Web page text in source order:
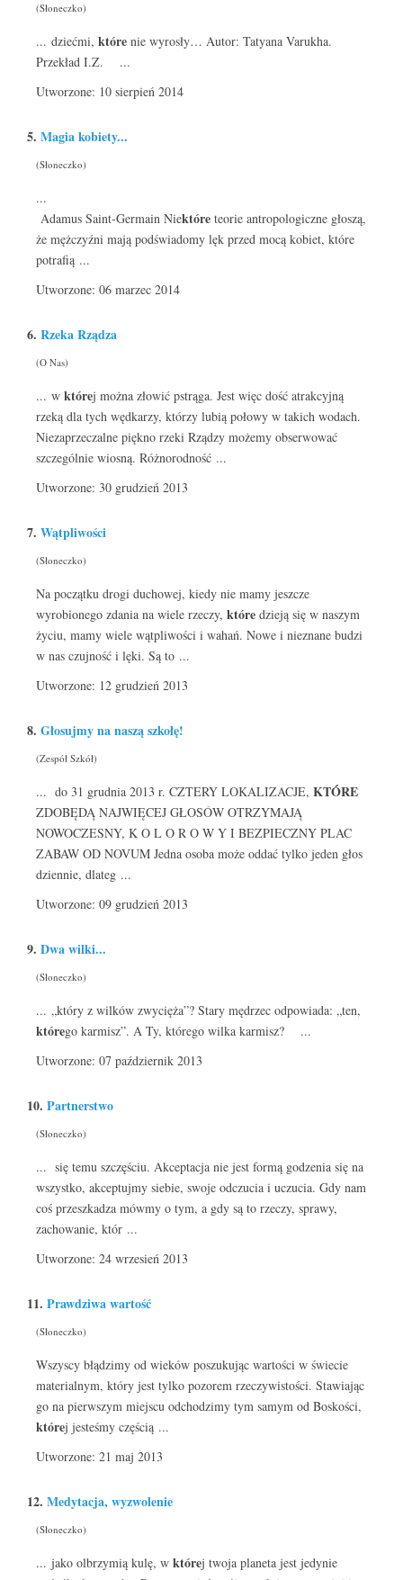
(Słoneczko)
... dziećmi, które nie wyrosły… Autor: Tatyana Varukha.
Przekład I.Z. ...
Utworzone: 10 sierpień 2014
5. Magia kobiety...
(Słoneczko)
...
Adamus Saint-Germain Niektóre teorie antropologiczne głoszą,
że mężczyźni mają podświadomy lęk przed mocą kobiet, które
potrafią ...
Utworzone: 06 marzec 2014
6. Rzeka Rządza
(O Nas)
... w której można złowić pstrąga. Jest więc dość atrakcyjną
rzeką dla tych wędkarzy, którzy lubią połowy w takich wodach.
Niezaprzeczalne piękno rzeki Rządzy możemy obserwować
szczególnie wiosną. Różnorodność ...
Utworzone: 30 grudzień 2013
7. Wątpliwości
(Słoneczko)
Na początku drogi duchowej, kiedy nie mamy jeszcze
wyrobionego zdania na wiele rzeczy, które dzieją się w naszym
życiu, mamy wiele wątpliwości i wahań. Nowe i nieznane budzi
w nas czujność i lęki. Są to ...
Utworzone: 12 grudzień 2013
8. Głosujmy na naszą szkołę!
(Zespół Szkół)
... do 31 grudnia 2013 r. CZTERY LOKALIZACJE, KTÓRE
ZDOBĘDĄ NAJWIĘCEJ GŁOSÓW OTRZYMAJĄ
NOWOCZESNY, K O L O R O W Y I BEZPIECZNY PLAC
ZABAW OD NOVUM Jedna osoba może oddać tylko jeden głos
dziennie, dlateg ...
Utworzone: 09 grudzień 2013
9. Dwa wilki...
(Słoneczko)
... „który z wilków zwycięża”? Stary mędrzec odpowiada: „ten,
którego karmisz”. A Ty, którego wilka karmisz? ...
Utworzone: 07 październik 2013
10. Partnerstwo
(Słoneczko)
... się temu szczęściu. Akceptacja nie jest formą godzenia się na
wszystko, akceptujmy siebie, swoje odczucia i uczucia. Gdy nam
coś przeszkadza mówmy o tym, a gdy są to rzeczy, sprawy,
zachowanie, któr ...
Utworzone: 24 wrzesień 2013
11. Prawdziwa wartość
(Słoneczko)
Wszyscy błądzimy od wieków poszukując wartości w świecie
materialnym, który jest tylko pozorem rzeczywistości. Stawiając
go na pierwszym miejscu odchodzimy tym samym od Boskości,
której jesteśmy częścią ...
Utworzone: 21 maj 2013
12. Medytacja, wyzwolenie
(Słoneczko)
... jako olbrzymią kulę, w której twoja planeta jest jedynie